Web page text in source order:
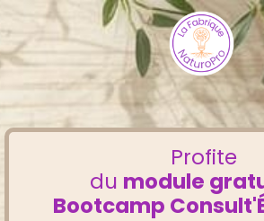
Profite
du module
Bootcamp